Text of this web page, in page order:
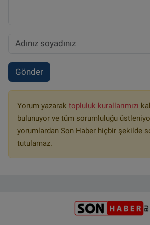
Gönder
Yorum yazarak topluluk kurallarımızı
bulunuyor ve tüm sorumluluğu
yorumlardan Son Haber hiçbir şekilde
tutulamaz.